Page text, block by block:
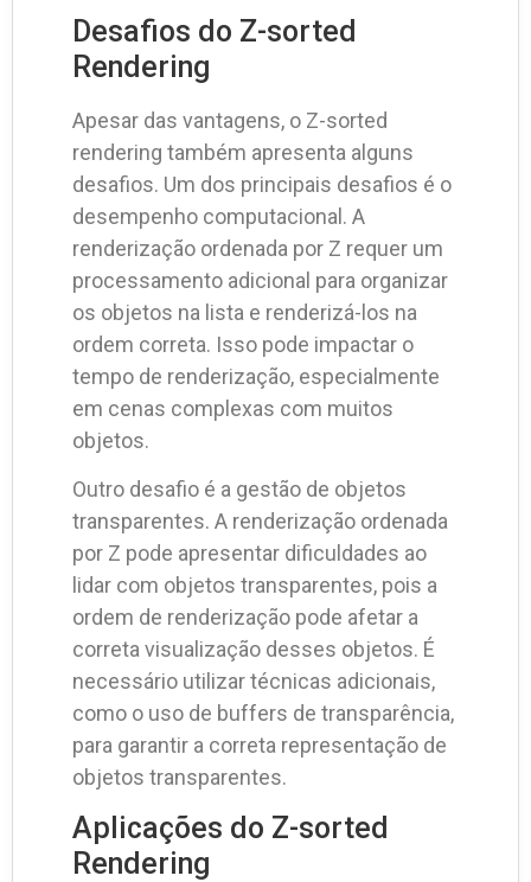
Desafios do Z-sorted
Rendering
Apesar das vantagens, o Z-sorted
rendering também apresenta alguns
desafios. Um dos principais desafios é o
desempenho computacional. A
renderização ordenada por Z requer um
processamento adicional para organizar
os objetos na lista e renderizá-los na
ordem correta. Isso pode impactar o
tempo de renderização, especialmente
em cenas complexas com muitos
objetos.
Outro desafio é a gestão de objetos
transparentes. A renderização ordenada
por Z pode apresentar dificuldades ao
lidar com objetos transparentes, pois a
ordem de renderização pode afetar a
correta visualização desses objetos. É
necessário utilizar técnicas adicionais,
como o uso de buffers de transparência,
para garantir a correta representação de
objetos transparentes.
Aplicações do Z-sorted
Rendering